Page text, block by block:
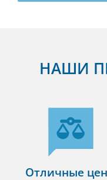
НАШИ
Отличные